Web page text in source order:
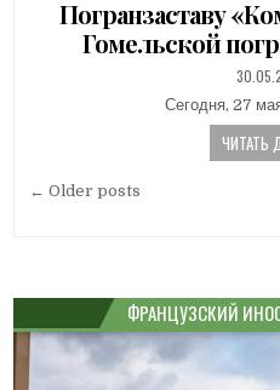
Погранзаставу
Гомельской
DATE:
Сегодня, 27
ЧИТАТЬ
Навигация
← Older posts
ФРАНЦУЗСКИЙ